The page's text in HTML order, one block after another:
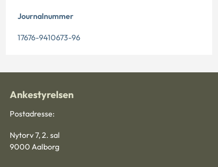
Journalnummer
17676-9410673-96
Ankestyrelsen
Postadresse:
Nytorv 7, 2. sal
9000 Aalborg